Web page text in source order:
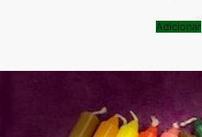
Adicionar